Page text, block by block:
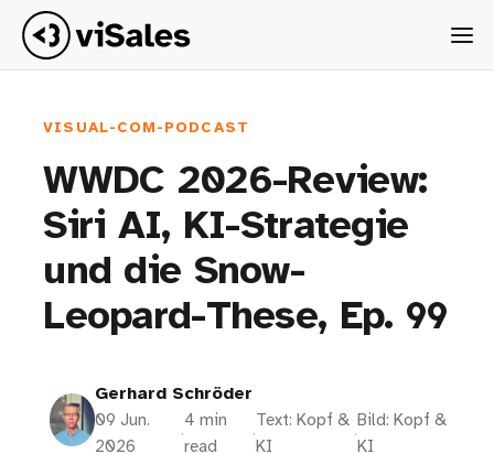
VISUAL-COM-PODCAST
WWDC 2026-Review:
Siri AI, KI-Strategie
und die Snow-
Leopard-These, Ep. 99
Gerhard Schröder
09 Jun.
2026
·
4 min
read
·
Text: Kopf &
KI
·
Bild: Kopf &
KI